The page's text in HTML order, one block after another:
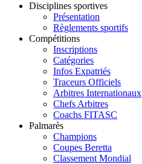
Disciplines sportives
Présentation
Règlements sportifs
Compétitions
Inscriptions
Catégories
Infos Expatriés
Traceurs Officiels
Arbitres Internationaux
Chefs Arbitres
Coachs FITASC
Palmarès
Champions
Coupes Beretta
Classement Mondial